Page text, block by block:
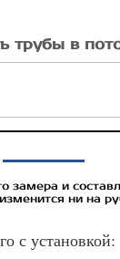
трубы в
замера и
ни на
с установкой: